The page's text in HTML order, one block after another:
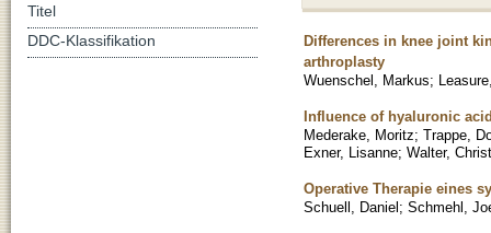
Differences in knee joint
arthroplasty
Wuenschel, Markus;
Influence of hyaluronic
Mederake, Moritz; Trappe,
Exner, Lisanne; Walter,
Operative Therapie eines
Schuell, Daniel; Schmehl,
Titel
DDC-Klassifikation